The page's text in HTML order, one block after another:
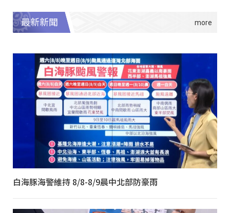
最新新聞
白海豚海警維持 8/8-8/9晨中北部防豪雨